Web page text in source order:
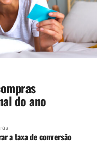
do ano
a taxa de conversão